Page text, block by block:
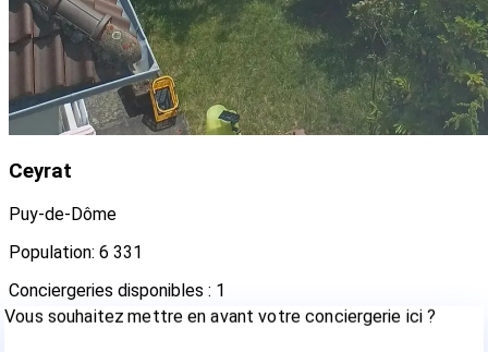
Ceyrat
Puy-de-Dôme
Population: 6 331
Conciergeries disponibles : 1
Vous souhaitez mettre en avant votre conciergerie ici ?